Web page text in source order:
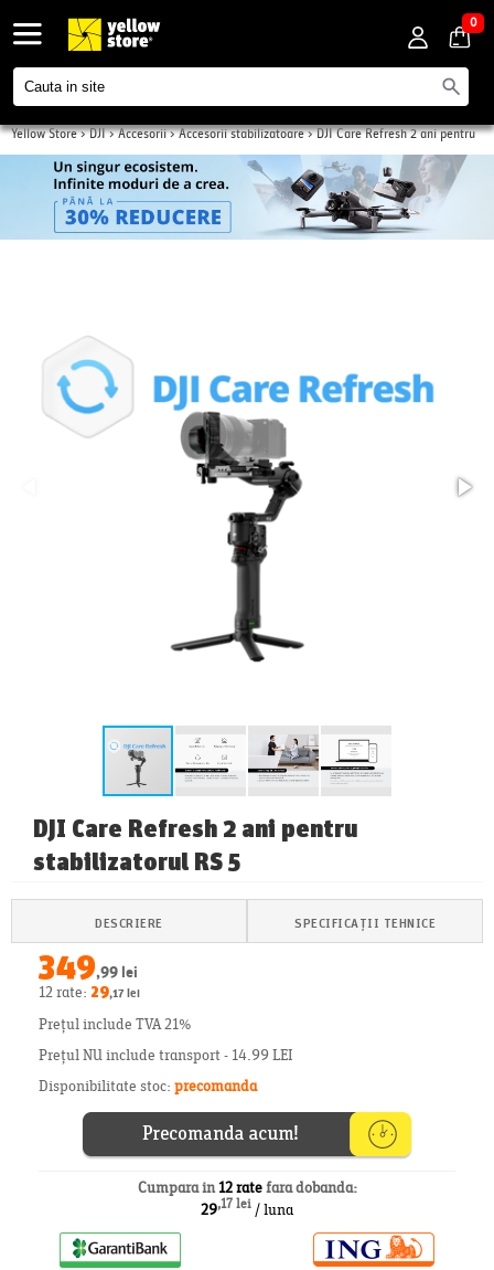
0
Yellow Store>DJI>Accesorii>Accesorii stabilizatoare>DJI Care Refresh 2 ani pentru
stabilizatorul RS 5
DJI Care Refresh 2 ani pentru
stabilizatorul RS 5
DESCRIERE SPECIFICAȚII TEHNICE
349,99 lei
12 rate: 29,17 lei
Prețul include TVA 21%
Prețul NU include transport - 14.99 LEI
Disponibilitate stoc:precomanda
Cumpara in12 ratefara dobanda:
29,17 lei/ luna